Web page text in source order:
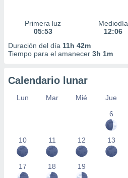
Primera luz
05:53
Mediodía
12:06
Duración del día 11h 42m
Tiempo para el amanecer 3h 1m
Calendario lunar
Lun Mar Mié Jue
6
10 11 12 13
17 18 19